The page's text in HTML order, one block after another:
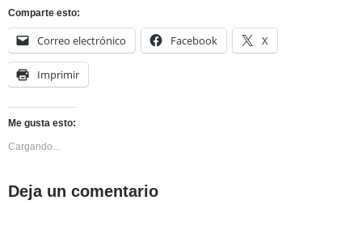
Comparte esto:
Correo electrónico Facebook X
Imprimir
Me gusta esto:
Cargando...
Deja un comentario